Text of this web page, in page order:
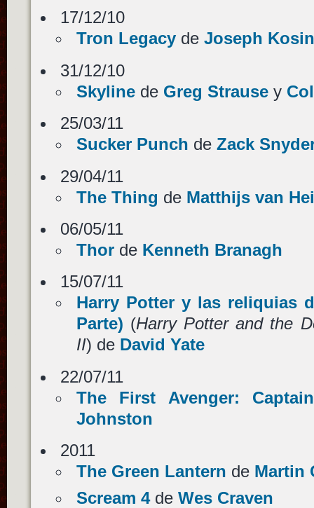
17/12/10
Tron Legacyde Joseph
31/12/10
Skylinede Greg Strausey
25/03/11
Sucker Punch de Zack
29/04/11
The Thing de Matthijs van
06/05/11
Thorde Kenneth Branagh
15/07/11
Harry Potter y las reliquias
Parte) (Harry Potter and the
II) de David Yate
22/07/11
The First Avenger:
Johnston
2011
The Green Lantern de Martin
Scream 4de Wes Craven